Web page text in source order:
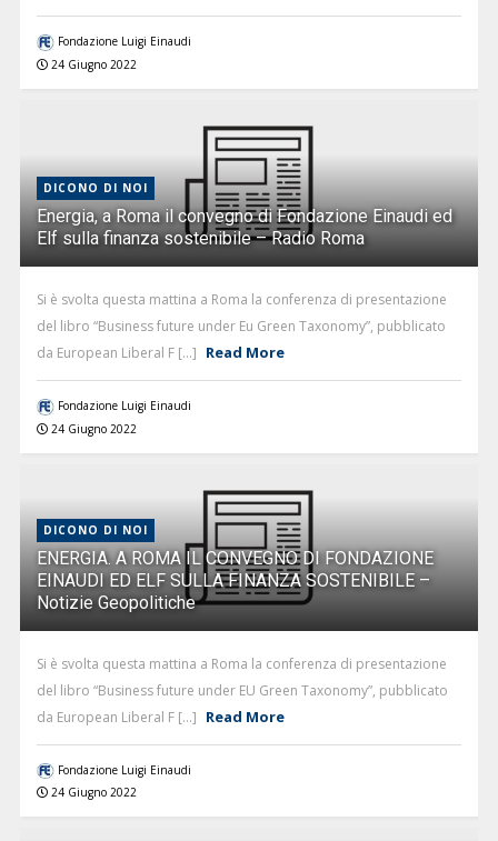
Fondazione Luigi Einaudi
24 Giugno 2022
DICONO DI NOI
Energia, a Roma il convegno di Fondazione Einaudi ed
Elf sulla finanza sostenibile – Radio Roma
Si è svolta questa mattina a Roma la conferenza di presentazione
del libro “Business future under Eu Green Taxonomy”, pubblicato
da European Liberal F [...] Read More
Fondazione Luigi Einaudi
24 Giugno 2022
DICONO DI NOI
ENERGIA. A ROMA IL CONVEGNO DI FONDAZIONE
EINAUDI ED ELF SULLA FINANZA SOSTENIBILE –
Notizie Geopolitiche
Si è svolta questa mattina a Roma la conferenza di presentazione
del libro “Business future under EU Green Taxonomy”, pubblicato
da European Liberal F [...] Read More
Fondazione Luigi Einaudi
24 Giugno 2022